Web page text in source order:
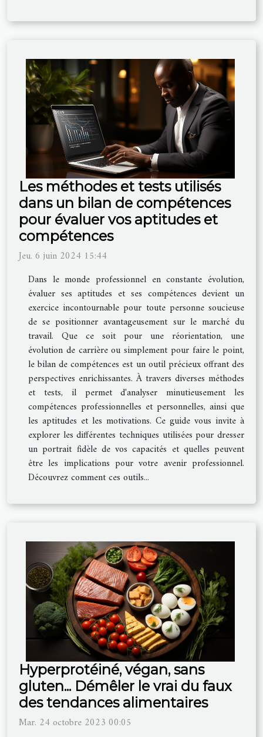
Les méthodes et tests utilisés
dans un bilan de compétences
pour évaluer vos aptitudes et
compétences
Jeu. 6 juin 2024 15:44
Dans le monde professionnel en constante évolution,
évaluer ses aptitudes et ses compétences devient un
exercice incontournable pour toute personne soucieuse
de se positionner avantageusement sur le marché du
travail. Que ce soit pour une réorientation, une
évolution de carrière ou simplement pour faire le point,
le bilan de compétences est un outil précieux offrant des
perspectives enrichissantes. À travers diverses méthodes
et tests, il permet d'analyser minutieusement les
compétences professionnelles et personnelles, ainsi que
les aptitudes et les motivations. Ce guide vous invite à
explorer les différentes techniques utilisées pour dresser
un portrait fidèle de vos capacités et quelles peuvent
être les implications pour votre avenir professionnel.
Découvrez comment ces outils...
Hyperprotéiné, végan, sans
gluten... Démêler le vrai du faux
des tendances alimentaires
Mar. 24 octobre 2023 00:05